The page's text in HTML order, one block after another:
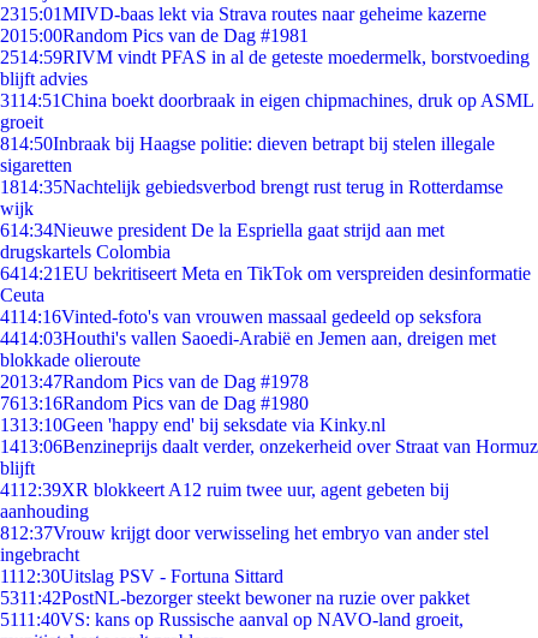
2315:01MIVD-baas lekt via Strava routes naar geheime kazerne
2015:00Random Pics van de Dag #1981
2514:59RIVM vindt PFAS in al de geteste moedermelk, borstvoeding
blijft advies
3114:51China boekt doorbraak in eigen chipmachines, druk op ASML
groeit
814:50Inbraak bij Haagse politie: dieven betrapt bij stelen illegale
sigaretten
1814:35Nachtelijk gebiedsverbod brengt rust terug in Rotterdamse
wijk
614:34Nieuwe president De la Espriella gaat strijd aan met
drugskartels Colombia
6414:21EU bekritiseert Meta en TikTok om verspreiden desinformatie
Ceuta
4114:16Vinted-foto's van vrouwen massaal gedeeld op seksfora
4414:03Houthi's vallen Saoedi-Arabië en Jemen aan, dreigen met
blokkade olieroute
2013:47Random Pics van de Dag #1978
7613:16Random Pics van de Dag #1980
1313:10Geen 'happy end' bij seksdate via Kinky.nl
1413:06Benzineprijs daalt verder, onzekerheid over Straat van Hormuz
blijft
4112:39XR blokkeert A12 ruim twee uur, agent gebeten bij
aanhouding
812:37Vrouw krijgt door verwisseling het embryo van ander stel
ingebracht
1112:30Uitslag PSV - Fortuna Sittard
5311:42PostNL-bezorger steekt bewoner na ruzie over pakket
5111:40VS: kans op Russische aanval op NAVO-land groeit,